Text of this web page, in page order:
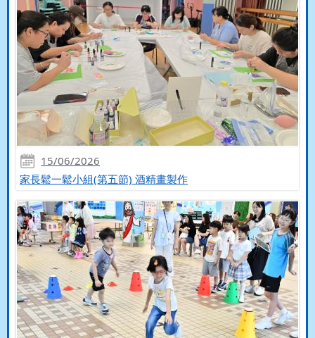
15/06/2026
家長鬆一鬆小組(第五節) 酒精畫製作